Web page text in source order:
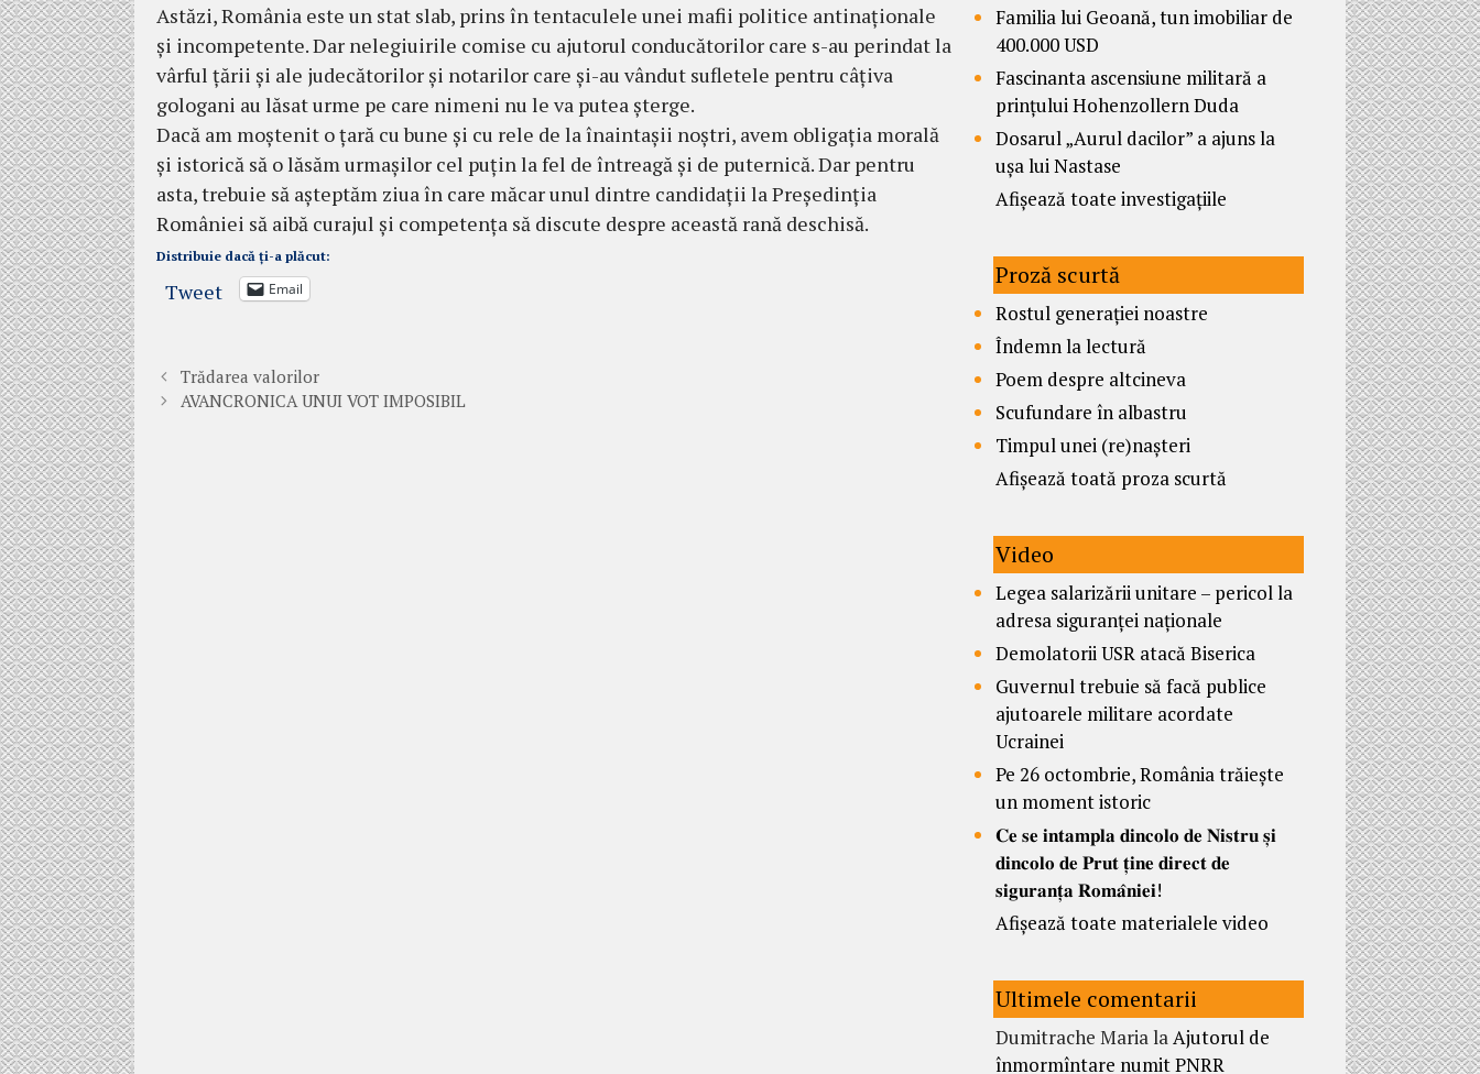
Astăzi, România este un stat slab, prins în tentaculele unei mafii politice antinaționale
și incompetente. Dar nelegiuirile comise cu ajutorul conducătorilor care s-au perindat la
vârful țării și ale judecătorilor și notarilor care și-au vândut sufletele pentru câțiva
gologani au lăsat urme pe care nimeni nu le va putea șterge.
Dacă am moștenit o țară cu bune și cu rele de la înaintașii noștri, avem obligația morală
și istorică să o lăsăm urmașilor cel puțin la fel de întreagă și de puternică. Dar pentru
asta, trebuie să așteptăm ziua în care măcar unul dintre candidații la Președinția
României să aibă curajul și competența să discute despre această rană deschisă.
Distribuie dacă ți-a plăcut:
Tweet Email
Trădarea valorilor
AVANCRONICA UNUI VOT IMPOSIBIL
Familia lui Geoană, tun imobiliar de
400.000 USD
Fascinanta ascensiune militară a
prințului Hohenzollern Duda
Dosarul „Aurul dacilor” a ajuns la
ușa lui Nastase
Afișează toate investigațiile
Proză scurtă
Rostul generației noastre
Îndemn la lectură
Poem despre altcineva
Scufundare în albastru
Timpul unei (re)nașteri
Afișează toată proza scurtă
Video
Legea salarizării unitare – pericol la
adresa siguranței naționale
Demolatorii USR atacă Biserica
Guvernul trebuie să facă publice
ajutoarele militare acordate
Ucrainei
Pe 26 octombrie, România trăiește
un moment istoric
𝐂𝐞 𝐬𝐞 𝐢𝐧𝐭𝐚𝐦𝐩𝐥𝐚 𝐝𝐢𝐧𝐜𝐨𝐥𝐨 𝐝𝐞 𝐍𝐢𝐬𝐭𝐫𝐮 𝐬̦𝐢
𝐝𝐢𝐧𝐜𝐨𝐥𝐨 𝐝𝐞 𝐏𝐫𝐮𝐭 𝐭̦𝐢𝐧𝐞 𝐝𝐢𝐫𝐞𝐜𝐭 𝐝𝐞
𝐬𝐢𝐠𝐮𝐫𝐚𝐧𝐭̦𝐚 𝐑𝐨𝐦𝐚̂𝐧𝐢𝐞𝐢!
Afișează toate materialele video
Ultimele comentarii
Dumitrache MarialaAjutorul de
înmormîntare numit PNRR